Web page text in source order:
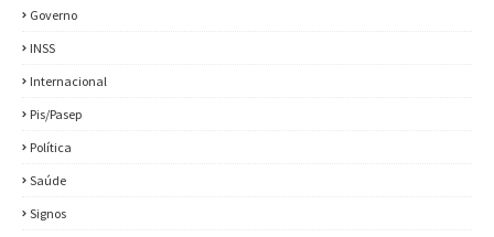
Governo
INSS
Internacional
Pis/Pasep
Política
Saúde
Signos